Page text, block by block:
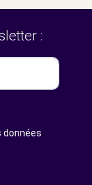
:
données